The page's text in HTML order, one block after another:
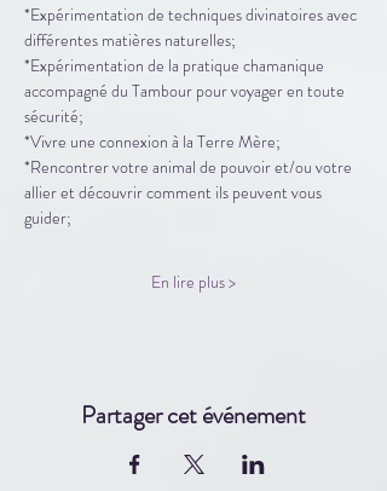
*Expérimentation de techniques divinatoires avec
différentes matières naturelles;
*Expérimentation de la pratique chamanique
accompagné du Tambour pour voyager en toute
sécurité;
*Vivre une connexion à la Terre Mère;
*Rencontrer votre animal de pouvoir et/ou votre
allier et découvrir comment ils peuvent vous
guider;
En lire plus >
Partager cet événement